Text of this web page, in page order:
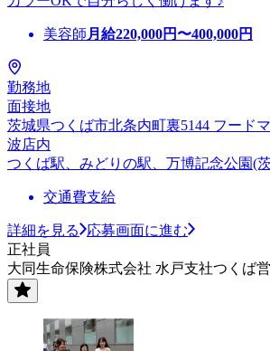
美容師 月給220,000円〜400,000円
勤務地
面接地
茨城県つくば市北条内町裏5144 フード
波店内
つくば駅、みどりの駅、万博記念公園(
交通費支給
詳細を見る
応募画面に進む
正社員
大同生命保険株式会社 水戸支社つくば